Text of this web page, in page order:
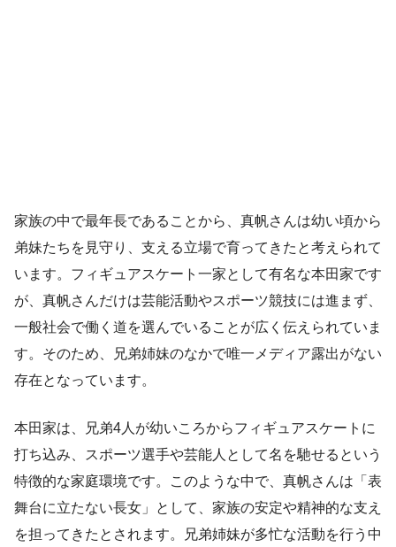
家族の中で最年長であることから、真帆さんは幼い頃から
弟妹たちを見守り、支える立場で育ってきたと考えられて
います。フィギュアスケート一家として有名な本田家です
が、真帆さんだけは芸能活動やスポーツ競技には進まず、
一般社会で働く道を選んでいることが広く伝えられていま
す。そのため、兄弟姉妹のなかで唯一メディア露出がない
存在となっています。
本田家は、兄弟4人が幼いころからフィギュアスケートに
打ち込み、スポーツ選手や芸能人として名を馳せるという
特徴的な家庭環境です。このような中で、真帆さんは「表
舞台に立たない長女」として、家族の安定や精神的な支え
を担ってきたとされます。兄弟姉妹が多忙な活動を行う中